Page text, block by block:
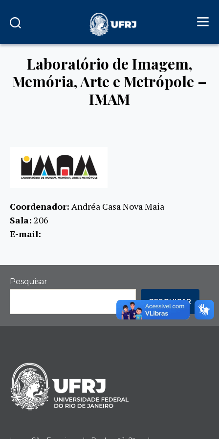
Laboratório de Imagem,
Memória, Arte e Metrópole –
IMAM
Coordenador: Andréa Casa Nova Maia
Sala: 206
E-mail:
Pesquisar
PESQUISAR